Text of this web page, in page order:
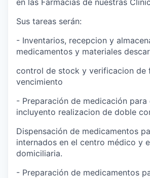
en las Farmacias de nuestras
Sus tareas serán:
- Inventarios, recepcion y
medicamentos y materiales
control de stock y verificacion de
vencimiento
- Preparación de medicación para
incluyento realizacion de doble
Dispensación de medicamentos
internados en el centro médico y
domiciliaria.
- Preparación de medicamentos